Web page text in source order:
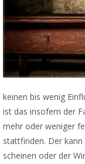
keinen bis wenig
ist das insofern der
mehr oder weniger
stattfinden. Der
scheinen oder der